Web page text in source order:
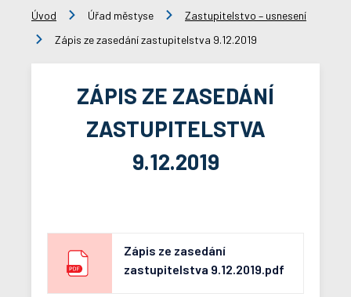
Úvod Úřad městyse
Zastupitelstvo – usnesení
Zápis ze zasedání zastupitelstva 9.12.2019
ZÁPIS ZE ZASEDÁNÍ
ZASTUPITELSTVA
9.12.2019
Zápis ze zasedání
zastupitelstva 9.12.2019.pdf